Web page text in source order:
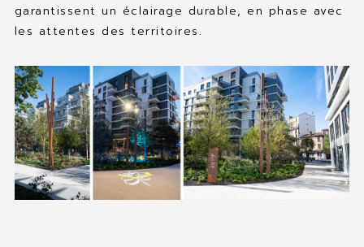
garantissent un éclairage durable, en phase avec
les attentes des territoires.